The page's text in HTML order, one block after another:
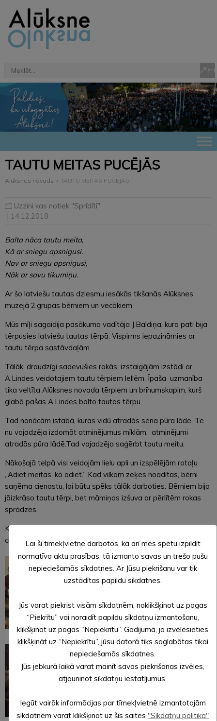
TAUTU MEITAS PUCĒJĀS
Alūksnes novads > TAUTU MEITAS PUCĒJĀS
Uzzini kas notiek "Sprīdītī"
| 14.12.2018
Balta nāca tautu meita,
Kā ar sniegu apsnigusi.
Nav ar sniegu apsnigusi,
Nāk ar savu tikumiņu.
Ar šo latviešu tautas dziesmu iesākās tikšanās Alūksnes
muzejā 2.grupas bērniem un vecākiem.
Mūs mīļi sagaidīja pasākuma vadītāja J.Baldiņa, kura pati bija
tērpusies latviešu tautas tērpā. Vispirms iepazināmies ar
tautu tērpa sastāvdaļām.
Tālāk, draudzīgi sadevušies rokās, izstaigājām izstādi ar
A.Lindes veidotajiem tautu tērpiem lellēm. Īpaša uzmanība
tika veltīta Alūksnes novada tērpiem un brīnumskapim, kurš
glabā pašas A.Lindes balto tautas tērpu.
Tad nonācām istabā, kuras vidū atradās sena pūra lāde. Te
nu vajadzēja izdomāt atminējumus mīklām, atminējumi
atradās pūra lādē.Tad vajadzēja saģērbt tautu meitu.
Nākošajā telpā visi veidojām lielu apli un izspēlējām rotaļu
„Adiet meitas, ko adiet.” Kad vilkam zeķes noadītas, bērni
saņēma cienastu, lai būtu spēks tālāk darboties. Bērniem bija
jāizkrāso tautu tērpi, bet māmiņas izšuva ar pērlītēm rokas
sprādzes.
Kad darbiņi bija galā, atkal veidojam lielo apli un atrādījām
citiem savu veikumu. Prieks bija gan bērnu ,gan vecāku sejās.
Lai šī tīmekļvietne darbotos, kā arī mēs spētu izpildīt
normatīvo aktu prasības, tā izmanto savas un trešo pušu
nepieciešamās sīkdatnes. Ar Jūsu piekrišanu var tik
uzstādītas papildu sīkdatnes.
Jūs varat piekrist visām sīkdatnēm, noklikšķinot uz pogas
“Piekrītu” vai noraidīt papildu sīkdatņu izmantošanu,
klikšķinot uz pogas “Nepiekrītu”. Gadījumā, ja izvēlēsieties
klikšķināt uz “Nepiekrītu”, jūsu datorā tiks saglabātas tikai
nepieciešamās sīkdatnes.
Jūs jebkurā laikā varat mainīt savas piekrišanas izvēles,
atjauninot sīkdatņu iestatījumus.
Iegūt vairāk informācijas par tīmekļvietnē izmantotajām
sīkdatnēm varat klikšķinot uz šīs saites "Sīkdatņu politika"